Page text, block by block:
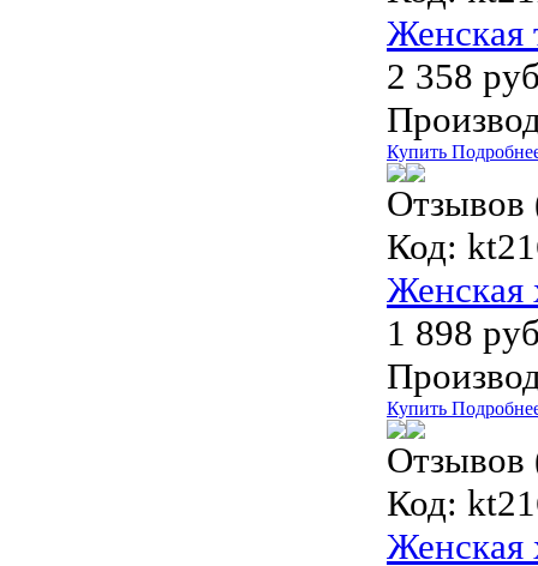
Женская
2 358
Купить
Отзывов
Код:
Женская
1 898
Купить
Отзывов
Код:
Женская